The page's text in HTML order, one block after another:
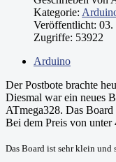
Kategorie:
Veröffentlicht: 03.
Zugriffe: 53922
Arduino
Der Postbote brachte
Diesmal war ein neues
ATmega328. Das
Bei dem Preis von unter
Das Board ist sehr klein und